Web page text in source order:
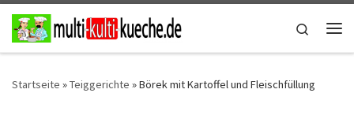
Zum Inhalt springen
Search
Startseite »Teiggerichte »Börek mit Kartoffel und Fleischfüllung